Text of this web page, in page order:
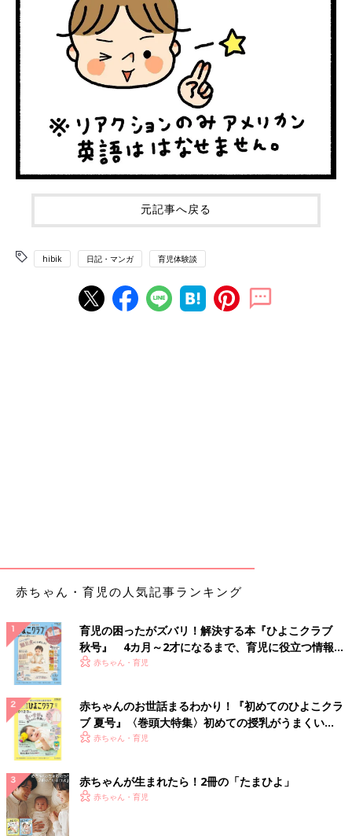
元記事へ戻る
hibik 日記・マンガ 育児体験談
赤ちゃん・育児の人気記事ランキング
育児の困ったがズバリ！解決する本『ひよこクラブ
秋号』 4カ月～2才になるまで、育児に役立つ情報が
いっぱい！
赤ちゃん・育児
赤ちゃんのお世話まるわかり！『初めてのひよこクラ
ブ 夏号』〈巻頭大特集〉初めての授乳がうまくい
く！ おっぱい・ミルクの基本と夏のトラブル 解決テ
赤ちゃん・育児
赤ちゃんが生まれたら！2冊の「たまひよ」
赤ちゃん・育児